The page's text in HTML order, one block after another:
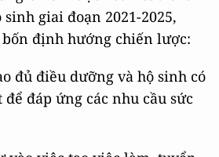
giai đoạn 2021-2025,
định hướng chiến lược:
đủ điều dưỡng và hộ sinh có
đáp ứng các nhu cầu sức